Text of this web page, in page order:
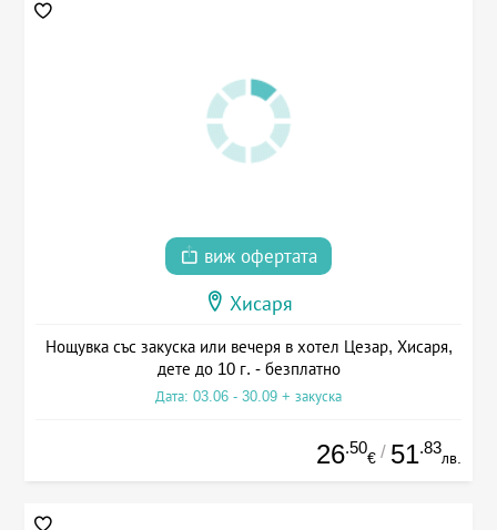
виж офертата
Хисаря
Нощувка със закуска или вечеря в хотел Цезар, Хисаря,
дете до 10 г. - безплатно
Дата: 03.06 - 30.09 + закуска
26.50
€ / 51.83
лв.